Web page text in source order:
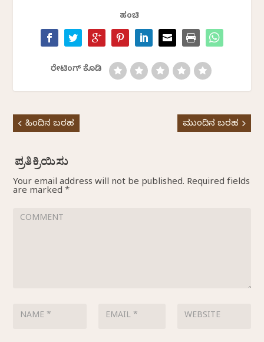
ಹಂಚಿ
ರೇಟಿಂಗ್ ಕೊಡಿ
ಹಿಂದಿನ ಬರಹ ಮುಂದಿನ ಬರಹ
Your email address will not be published. Required fields
are marked*